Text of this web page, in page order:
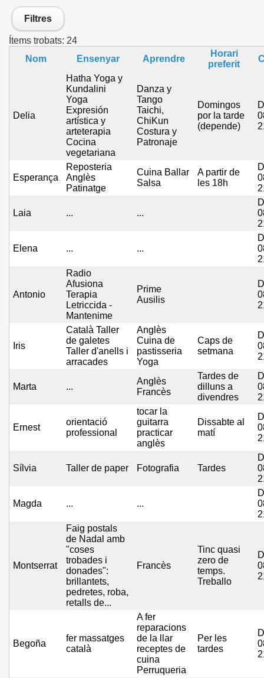
Filtres
Ítems trobats: 24
Nom
Ensenyar Aprendre
Horari
preferit
Delia
Hatha Yoga y
Kundalini
Yoga
Expresión
artística y
arteterapia
Cocina
vegetariana
Danza y
Tango
Taichi,
ChiKun
Costura y
Patronaje
Domingos
por la tarde
(depende)
Esperança
Reposteria
Anglès
Patinatge
Cuina Ballar
Salsa
A partir de
les 18h
Laia ... ...
Elena ... ...
Antonio
Radio
Afusiona
Terapia
Letriccida -
Mantenime
Prime
Ausilis
Iris
Català Taller
de galetes
Taller d'anells i
arracades
Anglès
Cuina de
pastisseria
Yoga
Caps de
setmana
Marta ...
Anglès
Francès
Tardes de
dilluns a
divendres
Ernest
orientació
professional
tocar la
guitarra
practicar
anglès
Dissabte al
matí
Sílvia Taller de paper Fotografia Tardes
Magda ... ...
Montserrat
Faig postals
de Nadal amb
"coses
trobades i
donades":
brillantets,
pedretes, roba,
retalls de...
Francès
Tinc quasi
zero de
temps.
Treballo
Begoña
fer massatges
català
A fer
reparacions
de la llar
receptes de
cuina
Perruqueria
Per les
tardes